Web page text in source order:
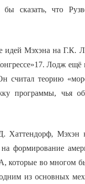
сказать, что
идей Мэхэна на Г.К.
Лодж ещё
теорию
программы, чья
Хаттендорф, Мэхэн
формирование
которые во многом
из основных